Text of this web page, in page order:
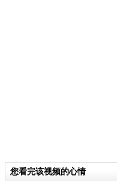
您看完该视频的心情